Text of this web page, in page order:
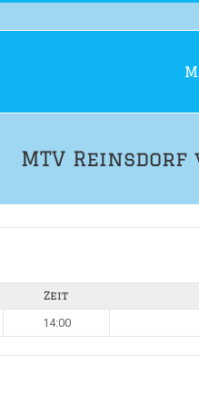
MTV Reinsdorf
Zeit
14:00